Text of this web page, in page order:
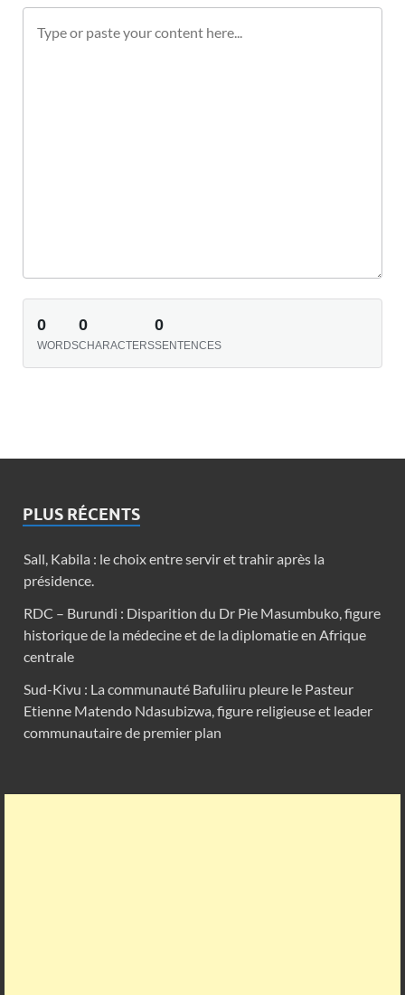
0
WORDS
0
CHARACTERS
0
SENTENCES
PLUS RÉCENTS
Sall, Kabila : le choix entre servir et trahir après la
présidence.
RDC – Burundi : Disparition du Dr Pie Masumbuko, figure
historique de la médecine et de la diplomatie en Afrique
centrale
Sud-Kivu : La communauté Bafuliiru pleure le Pasteur
Etienne Matendo Ndasubizwa, figure religieuse et leader
communautaire de premier plan